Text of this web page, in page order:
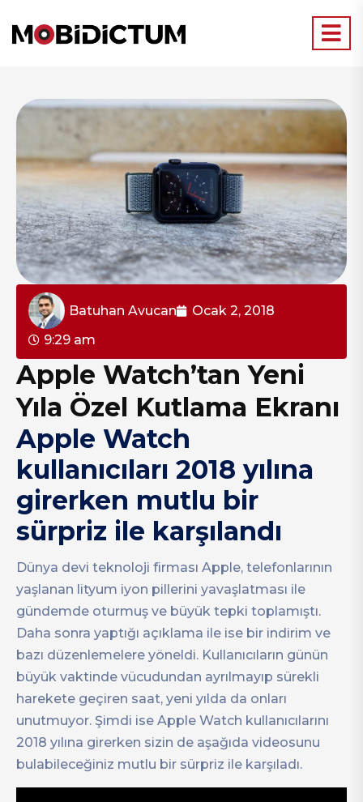
Batuhan Avucan
Ocak 2, 2018
9:29 am
Apple Watch’tan Yeni
Yıla Özel Kutlama Ekranı
Apple Watch
kullanıcıları 2018 yılına
girerken mutlu bir
sürpriz ile karşılandı
Dünya devi teknoloji firması Apple, telefonlarının
yaşlanan lityum iyon pillerini yavaşlatması ile
gündemde oturmuş ve büyük tepki toplamıştı.
Daha sonra yaptığı açıklama ile ise bir indirim ve
bazı düzenlemelere yöneldi. Kullanıcıların günün
büyük vaktinde vücudundan ayrılmayıp sürekli
harekete geçiren saat, yeni yılda da onları
unutmuyor. Şimdi ise Apple Watch kullanıcılarını
2018 yılına girerken sizin de aşağıda videosunu
bulabileceğiniz mutlu bir sürpriz ile karşıladı.